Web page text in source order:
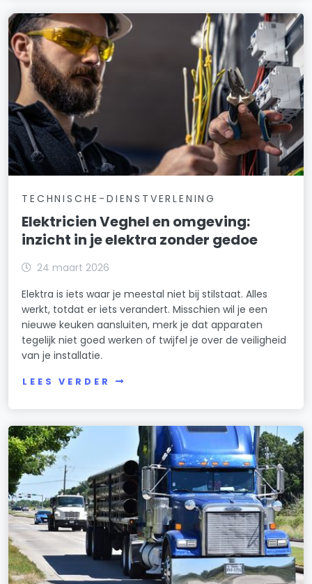
TECHNISCHE-DIENSTVERLENING
Elektricien Veghel en omgeving:
inzicht in je elektra zonder gedoe
24 maart 2026
Elektra is iets waar je meestal niet bij stilstaat. Alles
werkt, totdat er iets verandert. Misschien wil je een
nieuwe keuken aansluiten, merk je dat apparaten
tegelijk niet goed werken of twijfel je over de veiligheid
van je installatie.
LEES VERDER